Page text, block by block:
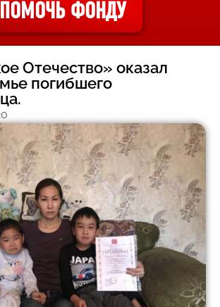
ПОМОЧЬ ФОНДУ
Отечество» оказал
погибшего